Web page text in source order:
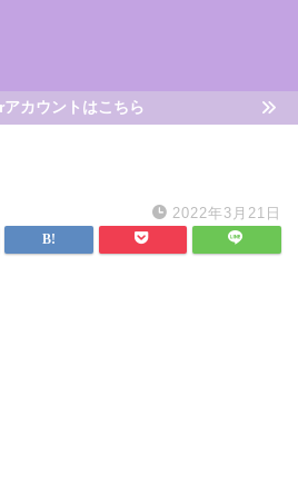
カウントはこちら
2022年3月21日